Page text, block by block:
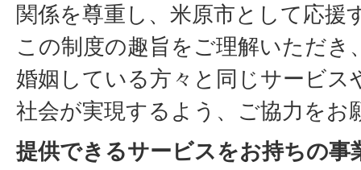
関係を尊重し、米原市として応援
この制度の趣旨をご理解いただき
婚姻している方々と同じサービス
社会が実現するよう、ご協力をお
提供できるサービスをお持ちの事